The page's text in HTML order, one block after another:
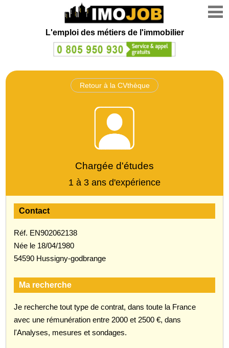
L'emploi des métiers de l'immobilier
Retour à la CVthèque
Chargée d'études
1 à 3 ans d'expérience
Contact
Réf. EN902062138
Née le 18/04/1980
54590 Hussigny-godbrange
Ma recherche
Je recherche tout type de contrat, dans toute la France
avec une rémunération entre 2000 et 2500 €, dans
l'Analyses, mesures et sondages.